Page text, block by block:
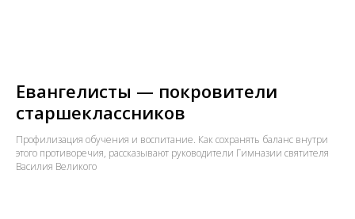
Евангелисты — покровители
старшеклассников
Профилизация обучения и воспитание. Как сохранять баланс внутри
этого противоречия, рассказывают руководители Гимназии святителя
Василия Великого